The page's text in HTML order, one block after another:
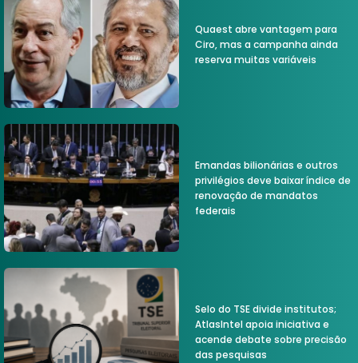
Quaest abre vantagem para
Ciro, mas a campanha ainda
reserva muitas variáveis
Emandas bilionárias e outros
privilégios deve baixar índice de
renovação de mandatos
federais
Selo do TSE divide institutos;
AtlasIntel apoia iniciativa e
acende debate sobre precisão
das pesquisas